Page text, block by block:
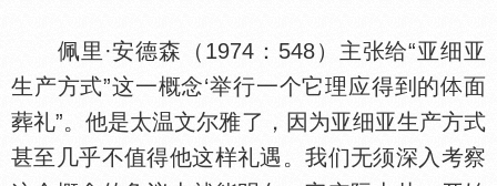
佩里·安德森（1974：548）主张给“亚细亚
生产方式”这一概念‘举行一个它理应得到的
面
葬礼”。他是太温文尔雅了，因为亚细亚生产方式
甚至几乎不值得他这样礼遇。我们无须深入考察